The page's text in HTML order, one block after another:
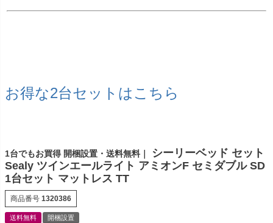
お得な2台セットはこちら
1台でもお買得 開梱設置・送料無料｜
シーリーベッド セット
Sealy ツインエールライト アミオンF セミダブル SD
1台セット マットレス TT
商品番号 1320386
送料無料 開梱設置